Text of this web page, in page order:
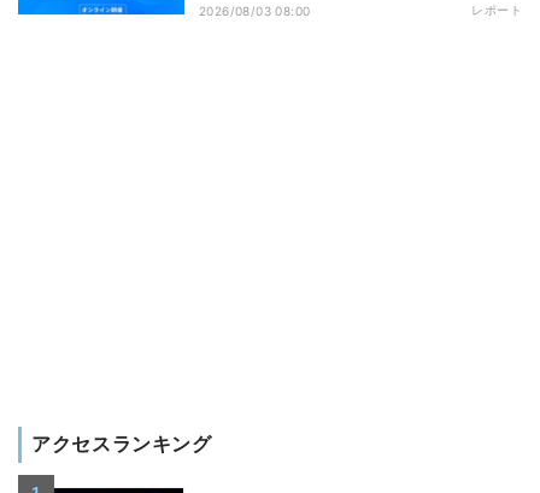
2026/08/03 08:00 レポート
アクセスランキング